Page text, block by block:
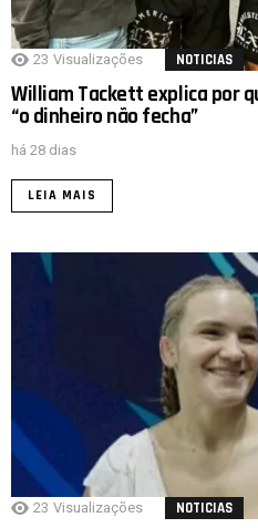
23 Visualizações NOTICIAS
William Tackett explica por
“o dinheiro não fecha”
há 28 dias
LEIA MAIS
23 Visualizações NOTICIAS